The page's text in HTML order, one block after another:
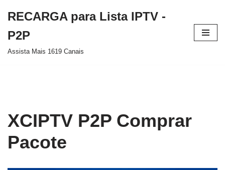
para
o
RECARGA para Lista IPTV -
P2P
Assista Mais 1619 Canais
XCIPTV P2P Comprar
Pacote